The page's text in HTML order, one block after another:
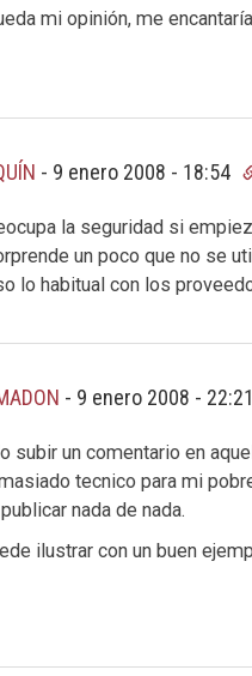
mi opinión, me
- 9 enero 2008 - 18:54
la seguridad si
un poco que no se
lo habitual con los
- 9 enero 2008 - 22:21
subir un comentario en
tecnico para mi
nada de nada.
ilustrar con un buen